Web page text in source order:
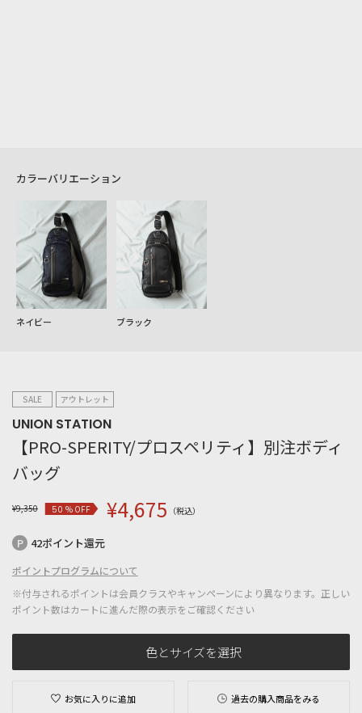
カラーバリエーション
ネイビー ブラック
SALE アウトレット
UNION STATION
【PRO-SPERITY/プロスペリティ】別注ボディ
バッグ
¥9,350 50% OFF ¥4,675 （税込）
42ポイント還元
ポイントプログラムについて
※付与されるポイントは会員クラスやキャンペーンにより異なります。正しい
ポイント数はカートに進んだ際の表示をご確認ください
色とサイズを選択
お気に入りに追加 過去の購入商品をみる